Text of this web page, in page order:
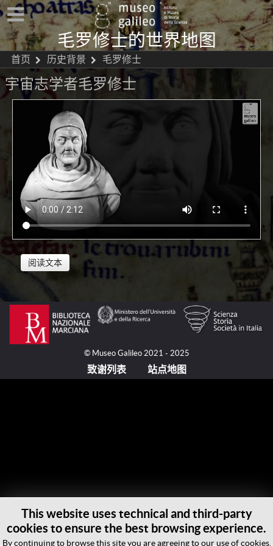
毛罗修士的世界地图
首页 历史背景 毛罗修士
宇宙志学者毛罗修士
阅读文本
相反的是，毛罗修士（Fra Mauro, 活跃于约1430-
约1459/1464之间）尽管身着僧服，但他在圣弥额尔岛
的卡马尔多利修道院过着世俗人的生活。他被认为是在
1409年的时候出现在修道院，在此后的二十年的时间
里，他主要是以宇宙志学者而闻名。他负责修订地形图
——比如在伊斯特拉半岛的利姆圣弥额尔卡马尔多利修
购了一个复本。它于1459年4月24日被寄到里斯本。不
幸的是，这一复本却和另外一份被翻译成拉丁文复本一
样，都遗失了。后者是在伟大的洛伦佐（Lorenzo il
© Museo Galileo 2021 - 2025
致谢列表 站点地图
This website uses technical and third-party
cookies to ensure the best browsing experience.
By continuing to browse this site you are agreeing to our use of cookies.